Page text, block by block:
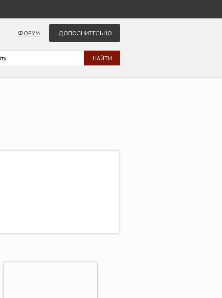
ФОРУМ ДОПОЛНИТЕЛЬНО